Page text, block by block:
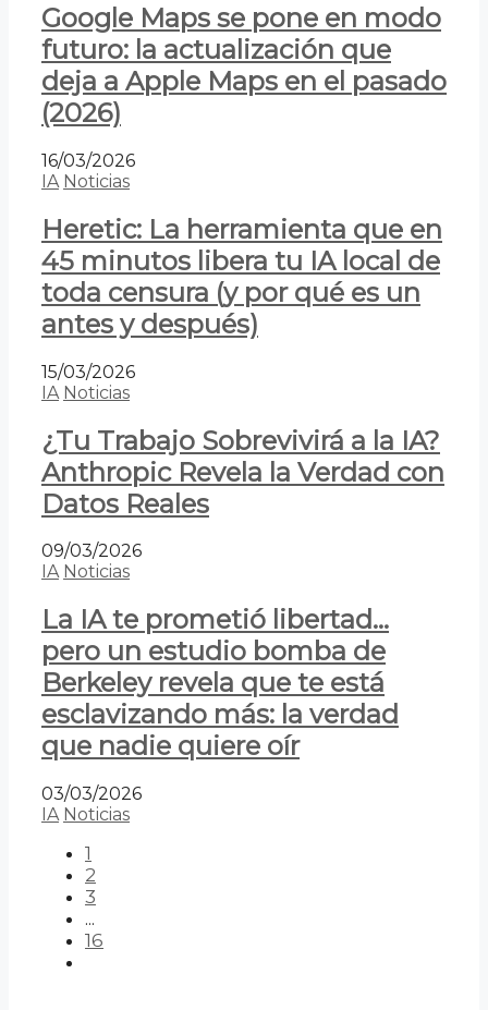
Google Maps se pone en modo
futuro: la actualización que
deja a Apple Maps en el pasado
(2026)
16/03/2026
IA Noticias
Heretic: La herramienta que en
45 minutos libera tu IA local de
toda censura (y por qué es un
antes y después)
15/03/2026
IA Noticias
¿Tu Trabajo Sobrevivirá a la IA?
Anthropic Revela la Verdad con
Datos Reales
09/03/2026
IA Noticias
La IA te prometió libertad…
pero un estudio bomba de
Berkeley revela que te está
esclavizando más: la verdad
que nadie quiere oír
03/03/2026
IA Noticias
1
2
3
...
16